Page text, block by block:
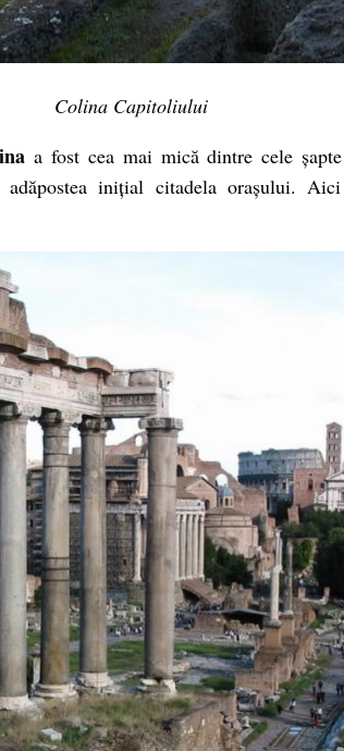
Colina Capitoliului
a fost cea mai mică dintre cele
adăpostea inițial citadela orașului.